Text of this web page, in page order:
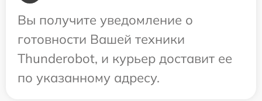
Вы получите уведомление о
готовности Вашей техники
Thunderobot, и курьер доставит ее
по указанному адресу.